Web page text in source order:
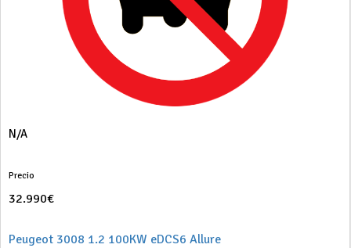
N/A
Precio
32.990€
Peugeot 3008 1.2 100KW eDCS6 Allure